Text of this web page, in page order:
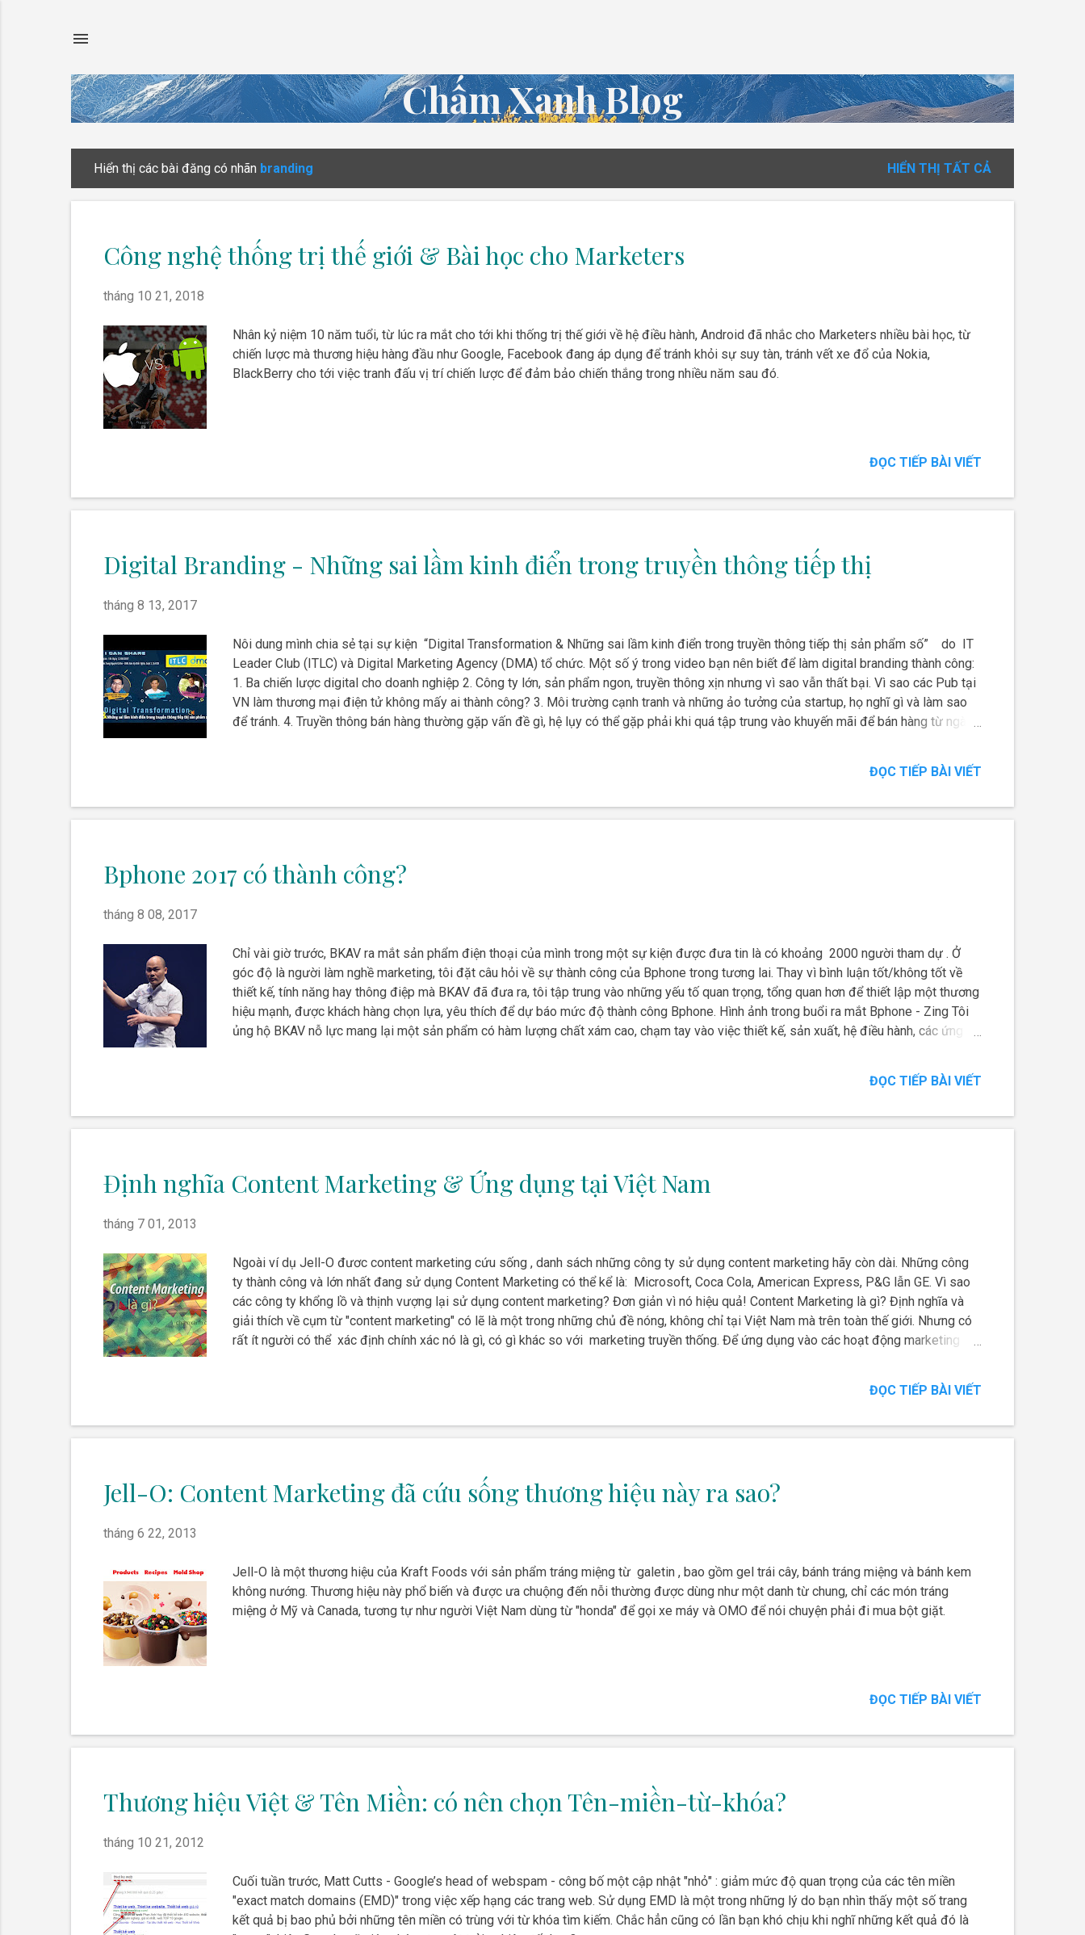
Chấm Xanh Blog
à
Hiển thị các bài đăng có nhãn branding HIỂN THỊ TẤT CẢ
Công nghệ thống trị thế giới & Bài học cho Marketers
tháng 10 21, 2018
Nhân kỷ niệm 10 năm tuổi, từ lúc ra mắt cho tới khi thống trị thế giới về hệ điều hành, Android đã nhắc cho Marketers nhiều bài học, từ
chiến lược mà thương hiệu hàng đầu như Google, Facebook đang áp dụng để tránh khỏi sự suy tàn, tránh vết xe đổ của Nokia,
BlackBerry cho tới việc tranh đấu vị trí chiến lược để đảm bảo chiến thắng trong nhiều năm sau đó.
ĐỌC TIẾP BÀI VIẾT
Digital Branding - Những sai lầm kinh điển trong truyền thông tiếp thị
tháng 8 13, 2017
Nôi dung mình chia sẻ tại sự kiện “Digital Transformation & Những sai lầm kinh điển trong truyền thông tiếp thị sản phẩm số” do IT
Leader Club (ITLC) và Digital Marketing Agency (DMA) tổ chức. Một số ý trong video bạn nên biết để làm digital branding thành công:
1. Ba chiến lược digital cho doanh nghiệp 2. Công ty lớn, sản phẩm ngon, truyền thông xịn nhưng vì sao vẫn thất bại. Vì sao các Pub tại
VN làm thương mại điện tử không mấy ai thành công? 3. Môi trường cạnh tranh và những ảo tưởng của startup, họ nghĩ gì và làm sao
để tránh. 4. Truyền thông bán hàng thường gặp vấn đề gì, hệ lụy có thể gặp phải khi quá tập trung vào khuyến mãi để bán hàng từ ngày
ĐỌC TIẾP BÀI VIẾT
Bphone 2017 có thành công?
tháng 8 08, 2017
Chỉ vài giờ trước, BKAV ra mắt sản phẩm điện thoại của mình trong một sự kiện được đưa tin là có khoảng 2000 người tham dự . Ở
góc độ là người làm nghề marketing, tôi đặt câu hỏi về sự thành công của Bphone trong tương lai. Thay vì bình luận tốt/không tốt về
thiết kế, tính năng hay thông điệp mà BKAV đã đưa ra, tôi tập trung vào những yếu tố quan trọng, tổng quan hơn để thiết lập một thương
hiệu mạnh, được khách hàng chọn lựa, yêu thích để dự báo mức độ thành công Bphone. Hình ảnh trong buổi ra mắt Bphone - Zing Tôi
ủng hộ BKAV nỗ lực mang lại một sản phẩm có hàm lượng chất xám cao, chạm tay vào việc thiết kế, sản xuất, hệ điều hành, các ứng
ĐỌC TIẾP BÀI VIẾT
Định nghĩa Content Marketing & Ứng dụng tại Việt Nam
tháng 7 01, 2013
Ngoài ví dụ Jell-O đươc content marketing cứu sống , danh sách những công ty sử dụng content marketing hãy còn dài. Những công
ty thành công và lớn nhất đang sử dụng Content Marketing có thể kể là: Microsoft, Coca Cola, American Express, P&G lẫn GE. Vì sao
các công ty khổng lồ và thịnh vượng lại sử dụng content marketing? Đơn giản vì nó hiệu quả! Content Marketing là gì? Định nghĩa và
giải thích về cụm từ "content marketing" có lẽ là một trong những chủ đề nóng, không chỉ tại Việt Nam mà trên toàn thế giới. Nhưng có
rất ít người có thể xác định chính xác nó là gì, có gì khác so với marketing truyền thống. Để ứng dụng vào các hoạt động marketing
ĐỌC TIẾP BÀI VIẾT
Jell-O: Content Marketing đã cứu sống thương hiệu này ra sao?
tháng 6 22, 2013
Jell-O là một thương hiệu của Kraft Foods với sản phẩm tráng miệng từ galetin , bao gồm gel trái cây, bánh tráng miệng và bánh kem
không nướng. Thương hiệu này phổ biến và được ưa chuộng đến nỗi thường được dùng như một danh từ chung, chỉ các món tráng
miệng ở Mỹ và Canada, tương tự như người Việt Nam dùng từ "honda" để gọi xe máy và OMO để nói chuyện phải đi mua bột giặt.
ĐỌC TIẾP BÀI VIẾT
Thương hiệu Việt & Tên Miền: có nên chọn Tên-miền-từ-khóa?
tháng 10 21, 2012
Cuối tuần trước, Matt Cutts - Google’s head of webspam - công bố một cập nhật "nhỏ" : giảm mức độ quan trọng của các tên miền
"exact match domains (EMD)" trong việc xếp hạng các trang web. Sử dụng EMD là một trong những lý do bạn nhìn thấy một số trang
kết quả bị bao phủ bởi những tên miền có trùng với từ khóa tìm kiếm. Chắc hẳn cũng có lần bạn khó chịu khi nghĩ những kết quả đó là